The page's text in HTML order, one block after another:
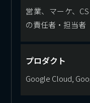
営業、マーケ、
の責任者・担当者
プロダクト
Google Cloud,